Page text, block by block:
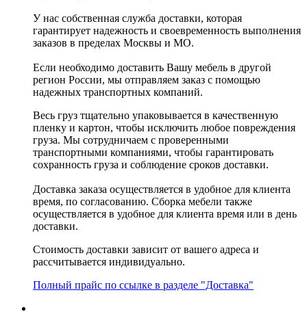
У нас собственная служба доставки, которая
гарантирует надежность и своевременность выполнения
заказов в пределах Москвы и МО.
Если необходимо доставить Вашу мебель в другой
регион России, мы отправляем заказ с помощью
надежных транспортных компаний.
Весь груз тщательно упаковывается в качественную
пленку и картон, чтобы исключить любое повреждения
груза. Мы сотрудничаем с проверенными
транспортными компаниями, чтобы гарантировать
сохранность груза и соблюдение сроков доставки.
Доставка заказа осуществляется в удобное для клиента
время, по согласованию. Сборка мебели также
осуществляется в удобное для клиента время или в день
доставки.
Стоимость доставки зависит от вашего адреса и
рассчитывается индивидуально.
Полный прайс по ссылке в разделе "Доставка"